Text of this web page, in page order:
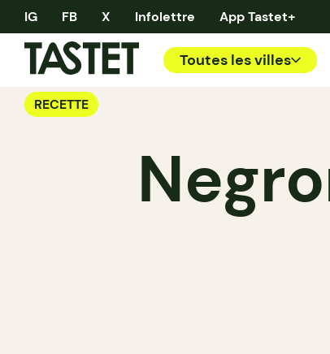
IG FB X Infolettre App Tastet+
Toutes les villes
RECETTE